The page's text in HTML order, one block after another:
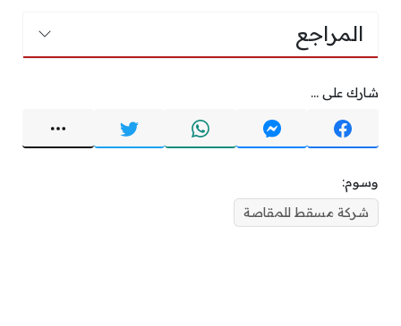
المراجع
شارك على ...
وسوم:
شركة مسقط للمقاصة